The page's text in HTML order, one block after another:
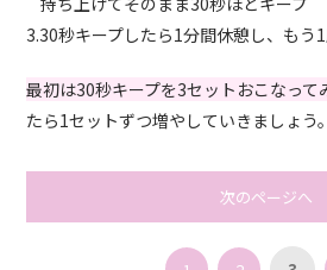
3.30秒キープしたら1分間休憩し、もう
最初は30秒キープを3セットおこなって
たら1セットずつ増やしていきましょう。
次のページへ